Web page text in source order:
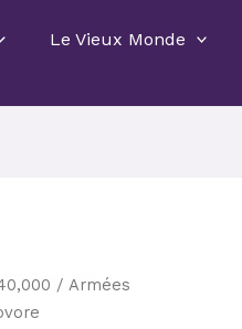
Le Vieux Monde
/Armées
Le
prix